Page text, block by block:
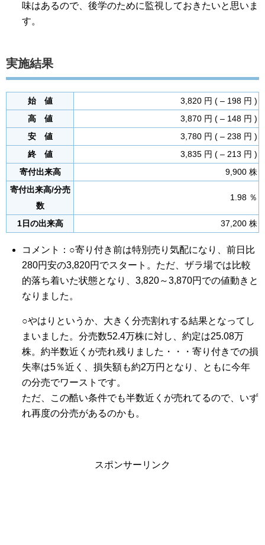
味はあるので、後学のために監視しておきたいと思いま
す。
実施結果
始 値
3,820 円 ( – 198 円 )
高 値
3,870 円 ( – 148 円 )
安 値
3,780 円 ( – 238 円 )
終 値
3,835 円 ( – 213 円 )
寄付出来高
9,900 株
寄付出来高/分売
数
1.98 ％
1日の出来高 37,200 株
コメント：○寄り付き前は特別売り気配になり、前日比
280円安の3,820円でスタート。ただ、ザラ場では比較
的落ち着いた状態となり、3,820～3,870円での値動きと
なりました。
○やはりというか、大きく分売割れする結果となってし
まいました。分売数52.4万株に対し、約定は25.08万
株。約半数近くが売れ残りました・・・寄り付きでの損
失率は5％近く、損失額も約2万円となり、ともに今年
の分売でワーストです。
ただ、この酷い条件でも半数近くが売れてるので、いず
れ再度の分売があるのかも。
スポンサーリンク